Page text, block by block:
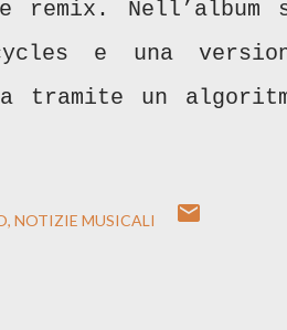
Nell’album
e una
tramite un
NOTIZIE MUSICALI